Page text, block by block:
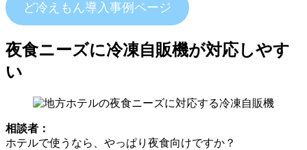
ど冷えもん導入事例ページ
夜食ニーズに冷凍自販機が対応しやす
い
相談者：
ホテルで使うなら、やっぱり夜食向けですか？